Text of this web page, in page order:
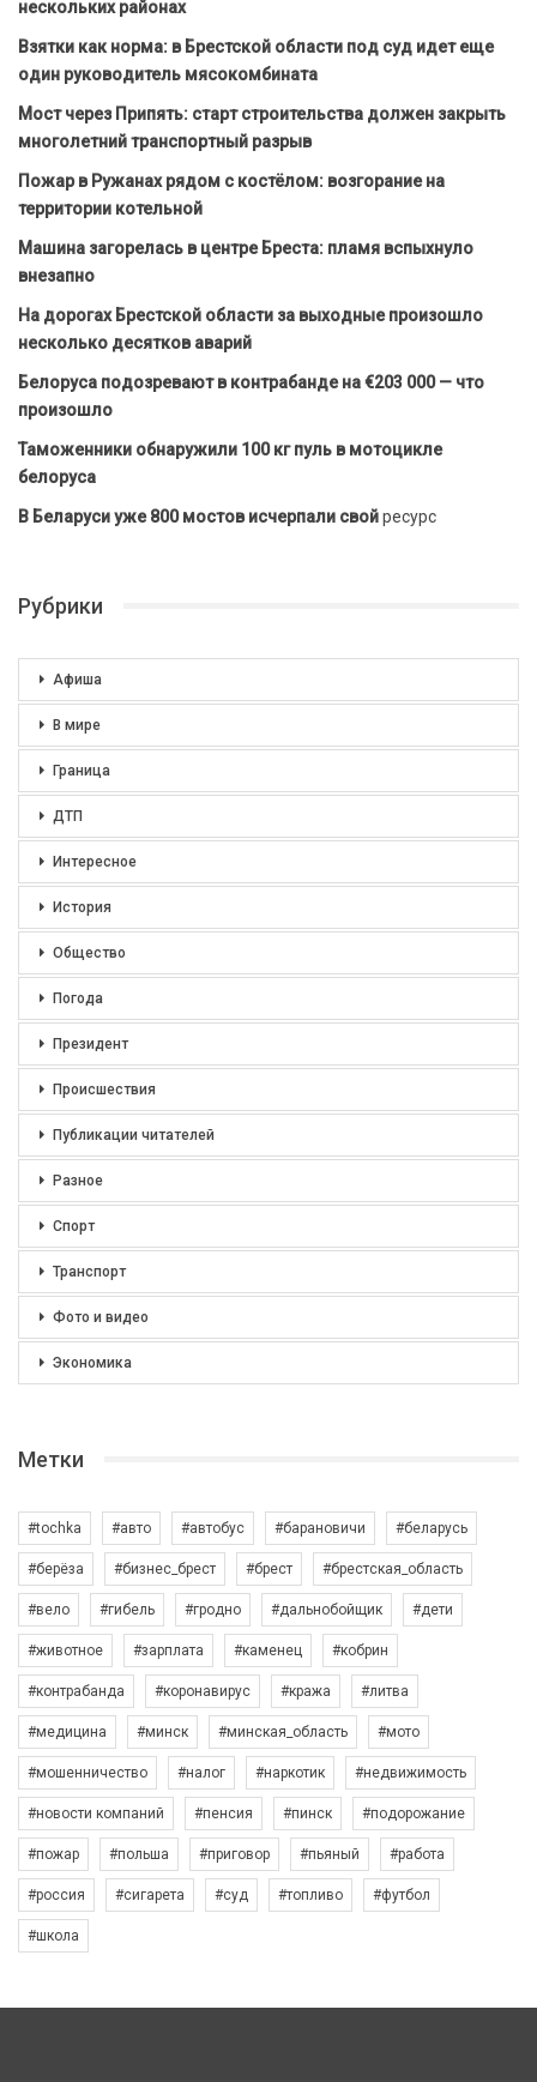
нескольких районах
Взятки как норма: в Брестской области под суд идет еще
один руководитель мясокомбината
Мост через Припять: старт строительства должен закрыть
многолетний транспортный разрыв
Пожар в Ружанах рядом с костёлом: возгорание на
территории котельной
Машина загорелась в центре Бреста: пламя вспыхнуло
внезапно
На дорогах Брестской области за выходные произошло
несколько десятков аварий
Белоруса подозревают в контрабанде на €203 000 — что
произошло
Таможенники обнаружили 100 кг пуль в мотоцикле
белоруса
В Беларуси уже 800 мостов исчерпали свойресурс
Рубрики
Афиша
В мире
Граница
ДТП
Интересное
История
Общество
Погода
Президент
Происшествия
Публикации читателей
Разное
Спорт
Транспорт
Фото и видео
Экономика
Метки
#tochka #авто #автобус #барановичи #беларусь
#берёза #бизнес_брест #брест #брестская_область
#вело #гибель #гродно #дальнобойщик #дети
#животное #зарплата #каменец #кобрин
#контрабанда #коронавирус #кража #литва
#медицина #минск #минская_область #мото
#мошенничество #налог #наркотик #недвижимость
#новости компаний #пенсия #пинск #подорожание
#пожар #польша #приговор #пьяный #работа
#россия #сигарета #суд #топливо #футбол
#школа